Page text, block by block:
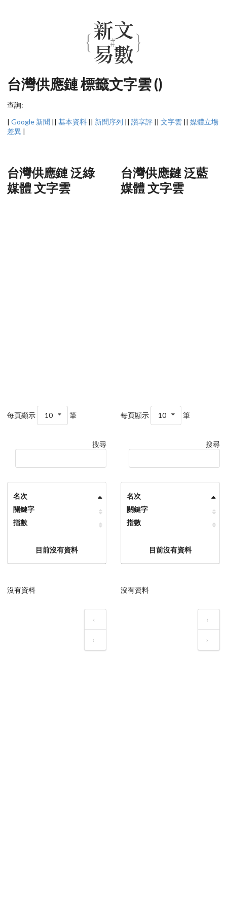
台灣供應鏈 標籤文字雲 ()
查詢:
| Google 新聞 || 基本資料 || 新聞序列 || 讚享評 || 文字雲 || 媒體立場
差異 |
台灣供應鏈 泛綠
媒體 文字雲
每頁顯示 10 筆
搜尋
名次
關鍵字
指數
目前沒有資料
沒有資料
‹
›
台灣供應鏈 泛藍
媒體 文字雲
每頁顯示 10 筆
搜尋
名次
關鍵字
指數
目前沒有資料
沒有資料
‹
›